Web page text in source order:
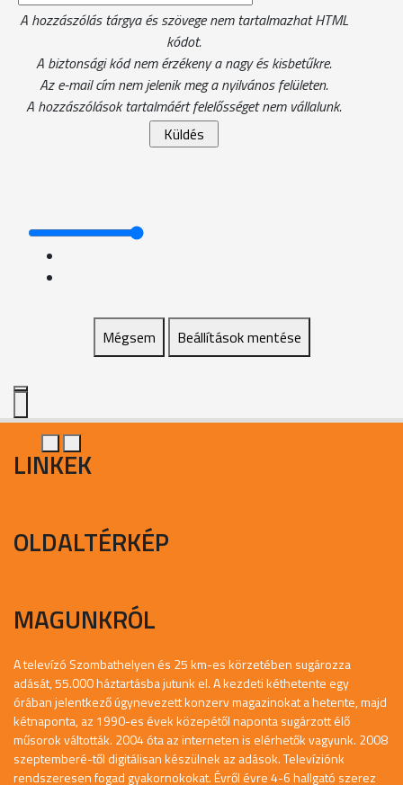
A hozzászólás tárgya és szövege nem tartalmazhat HTML
kódot.
A biztonsági kód nem érzékeny a nagy és kisbetűkre.
Az e-mail cím nem jelenik meg a nyilvános felületen.
A hozzászólások tartalmáért felelősséget nem vállalunk.
Mégsem Beállítások mentése
LINKEK
OLDALTÉRKÉP
MAGUNKRÓL
A televízó Szombathelyen és 25 km-es körzetében sugározza
adását, 55.000 háztartásba jutunk el. A kezdeti kéthetente egy
órában jelentkező úgynevezett konzerv magazinokat a hetente, majd
kétnaponta, az 1990-es évek közepétől naponta sugárzott élő
műsorok váltották. 2004 óta az interneten is elérhetők vagyunk. 2008
szeptemberé-től digitálisan készülnek az adások. Televíziónk
rendszeresen fogad gyakornokokat. Évről évre 4-6 hallgató szerez